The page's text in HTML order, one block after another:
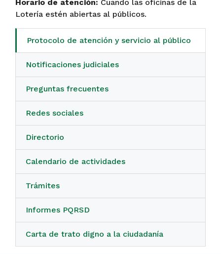
Horario de atención: Cuando las oficinas de la
Lotería estén abiertas al públicos.
Protocolo de atención y servicio al público
Notificaciones judiciales
Preguntas frecuentes
Redes sociales
Directorio
Calendario de actividades
Trámites
Informes PQRSD
Carta de trato digno a la ciudadanía